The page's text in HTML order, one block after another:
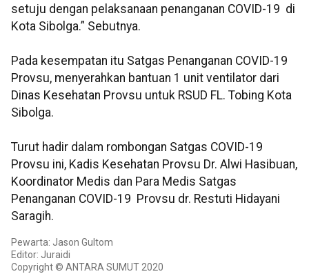
setuju dengan pelaksanaan penanganan COVID-19 di
Kota Sibolga.” Sebutnya.
Pada kesempatan itu Satgas Penanganan COVID-19
Provsu, menyerahkan bantuan 1 unit ventilator dari
Dinas Kesehatan Provsu untuk RSUD FL. Tobing Kota
Sibolga.
Turut hadir dalam rombongan Satgas COVID-19
Provsu ini, Kadis Kesehatan Provsu Dr. Alwi Hasibuan,
Koordinator Medis dan Para Medis Satgas
Penanganan COVID-19 Provsu dr. Restuti Hidayani
Saragih.
Pewarta: Jason Gultom
Editor: Juraidi
Copyright © ANTARA SUMUT 2020